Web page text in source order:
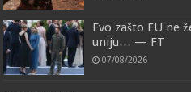
Evo zašto EU ne
uniju… — FT
07/08/2026